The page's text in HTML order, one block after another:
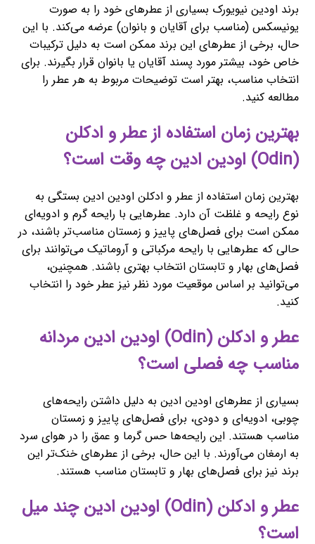
برند اودین نیویورک بسیاری از عطرهای خود را به صورت
یونیسکس (مناسب برای آقایان و بانوان) عرضه می‌کند. با این
حال، برخی از عطرهای این برند ممکن است به دلیل ترکیبات
خاص خود، بیشتر مورد پسند آقایان یا بانوان قرار بگیرند. برای
انتخاب مناسب، بهتر است توضیحات مربوط به هر عطر را
مطالعه کنید.
بهترین زمان استفاده از عطر و ادکلن
(Odin) اودین ادین چه وقت است؟
بهترین زمان استفاده از عطر و ادکلن اودین ادین بستگی به
نوع رایحه و غلظت آن دارد. عطرهایی با رایحه گرم و ادویه‌ای
ممکن است برای فصل‌های پاییز و زمستان مناسب‌تر باشند، در
حالی که عطرهایی با رایحه مرکباتی و آروماتیک می‌توانند برای
فصل‌های بهار و تابستان انتخاب بهتری باشند. همچنین،
می‌توانید بر اساس موقعیت مورد نظر نیز عطر خود را انتخاب
کنید.
عطر و ادکلن (Odin) اودین ادین مردانه
مناسب چه فصلی است؟
بسیاری از عطرهای اودین ادین به دلیل داشتن رایحه‌های
چوبی، ادویه‌ای و دودی، برای فصل‌های پاییز و زمستان
مناسب هستند. این رایحه‌ها حس گرما و عمق را در هوای سرد
به ارمغان می‌آورند. با این حال، برخی از عطرهای خنک‌تر این
برند نیز برای فصل‌های بهار و تابستان مناسب هستند.
عطر و ادکلن (Odin) اودین ادین چند میل
است؟